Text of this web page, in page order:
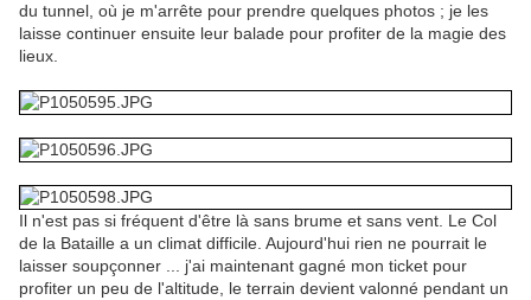
du tunnel, où je m'arrête pour prendre quelques photos ; je les
laisse continuer ensuite leur balade pour profiter de la magie des
lieux.
Il n'est pas si fréquent d'être là sans brume et sans vent. Le Col
de la Bataille a un climat difficile. Aujourd'hui rien ne pourrait le
laisser soupçonner ... j'ai maintenant gagné mon ticket pour
profiter un peu de l'altitude, le terrain devient valonné pendant un